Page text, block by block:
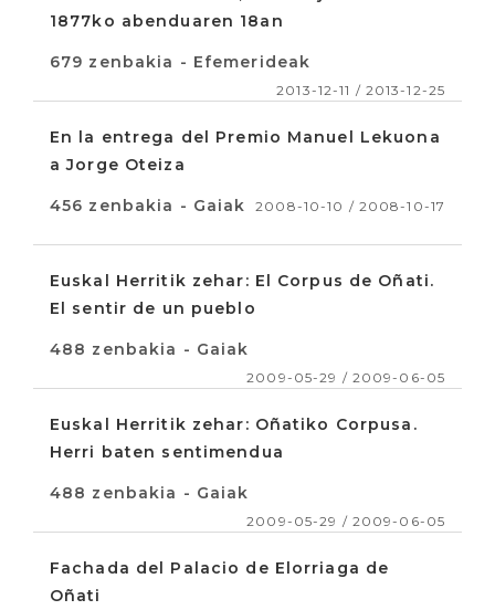
1877ko abenduaren 18an
679 zenbakia - Efemerideak
2013-12-11 / 2013-12-25
En la entrega del Premio Manuel Lekuona
a Jorge Oteiza
456 zenbakia - Gaiak 2008-10-10 / 2008-10-17
Euskal Herritik zehar: El Corpus de Oñati.
El sentir de un pueblo
488 zenbakia - Gaiak
2009-05-29 / 2009-06-05
Euskal Herritik zehar: Oñatiko Corpusa.
Herri baten sentimendua
488 zenbakia - Gaiak
2009-05-29 / 2009-06-05
Fachada del Palacio de Elorriaga de
Oñati